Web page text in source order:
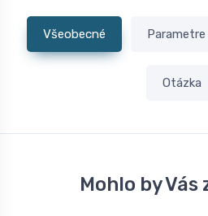
Všeobecné Parametre
Otázka
Mohlo by